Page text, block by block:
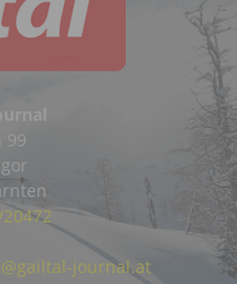
99
journal.at